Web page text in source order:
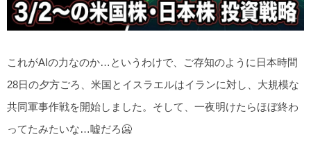
これがAIの力なのか…というわけで、ご存知のように日本時間
28日の夕方ごろ、米国とイスラエルはイランに対し、大規模な
共同軍事作戦を開始しました。そして、一夜明けたらほぼ終わ
ってたみたいな…嘘だろ🥶